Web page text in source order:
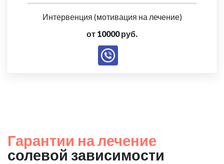
Интервенция (мотивация на лечение)
от 10000 руб.
Гарантии на лечение
солевой зависимости